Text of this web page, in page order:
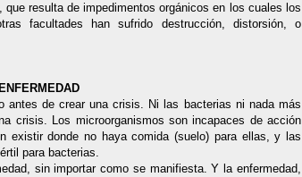
que resulta de impedimentos orgánicos en los cuales los
facultades han sufrido destrucción, distorsión, o
antes de crear una crisis. Ni las bacterias ni nada más
crisis. Los microorganismos son incapaces de acción
existir donde no haya comida (suelo) para ellas, y las
para bacterias.
sin importar como se manifiesta. Y la enfermedad,